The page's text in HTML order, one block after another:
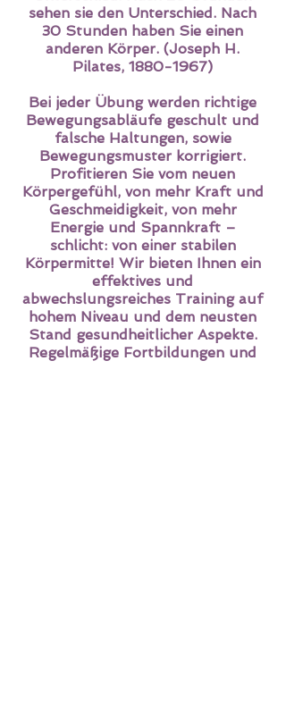
sehen sie den Unterschied. Nach
30 Stunden haben Sie einen
anderen Körper. (Joseph H.
Pilates, 1880-1967)
Bei jeder Übung werden richtige
Bewegungsabläufe geschult und
falsche Haltungen, sowie
Bewegungsmuster korrigiert.
Profitieren Sie vom neuen
Körpergefühl, von mehr Kraft und
Geschmeidigkeit, von mehr
Energie und Spannkraft –
schlicht: von einer stabilen
Körpermitte! Wir bieten Ihnen ein
effektives und
abwechslungsreiches Training auf
hohem Niveau und dem neusten
Stand gesundheitlicher Aspekte.
Regelmäßige Fortbildungen und